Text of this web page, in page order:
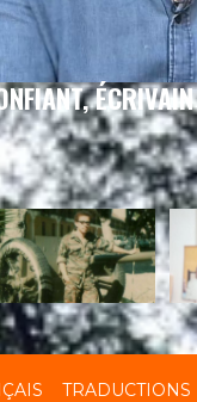
TRADUCTIONS